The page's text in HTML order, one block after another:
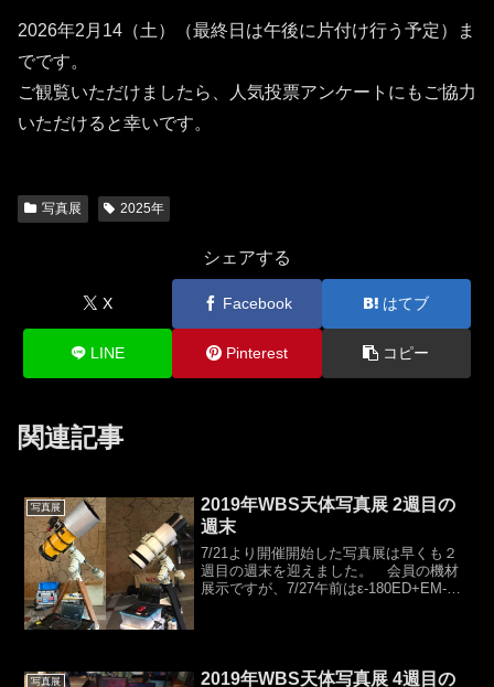
2026年2月14（土）（最終日は午後に片付け行う予定）ま
でです。
ご観覧いただけましたら、人気投票アンケートにもご協力
いただけると幸いです。
写真展 2025年
シェアする
X Facebook はてブ
LINE Pinterest コピー
関連記事
写真展
2019年WBS天体写真展 2週目の
週末
7/21より開催開始した写真展は早くも２
週目の週末を迎えました。 会員の機材
展示ですが、7/27午前はε-180ED+EM-
写真展
2019年WBS天体写真展 4週目の